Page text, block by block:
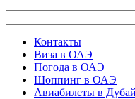
Контакты
Виза в ОАЭ
Погода в ОАЭ
Шоппинг в ОАЭ
Авиабилеты в Дубай